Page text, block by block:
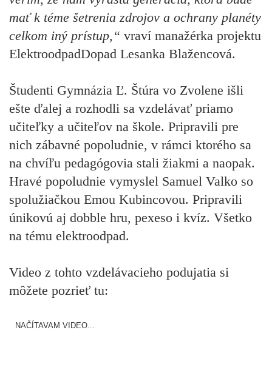
mať k téme šetrenia zdrojov a ochrany planéty
celkom iný prístup,“ vraví manažérka projektu
ElektroodpadDopad Lesanka Blažencová.
Študenti Gymnázia Ľ. Štúra vo Zvolene išli
ešte ďalej a rozhodli sa vzdelávať priamo
učiteľky a učiteľov na škole. Pripravili pre
nich zábavné popoludnie, v rámci ktorého sa
na chvíľu pedagógovia stali žiakmi a naopak.
Hravé popoludnie vymyslel Samuel Valko so
spolužiačkou Emou Kubincovou. Pripravili
únikovú aj dobble hru, pexeso i kvíz. Všetko
na tému elektroodpad.
Video z tohto vzdelávacieho podujatia si
môžete pozrieť tu:
NAČÍTAVAM VIDEO...